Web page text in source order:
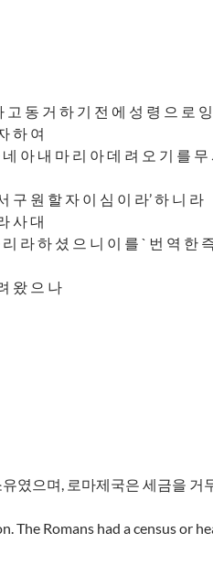
동 거 하 기 전 에 성 령 으 로
하 여
아 내 마 리 아 데 려 오 기 를
구 원 할 자 이 심 이 라’ 하 니 라
사 대
라 하 셨 으 니 이 를 ` 번 역 한
왔 으 나
였으며, 로마제국은 세금을 거
Romans had a census or